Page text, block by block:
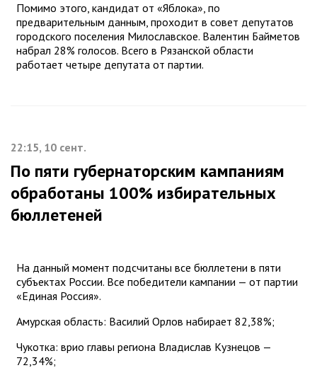
Помимо этого, кандидат от «Яблока», по
предварительным данным, проходит в совет депутатов
городского поселения Милославское. Валентин Байметов
набрал 28% голосов. Всего в Рязанской области
работает четыре депутата от партии.
22:15, 10 сент.
По пяти губернаторским кампаниям
обработаны 100% избирательных
бюллетеней
На данный момент подсчитаны все бюллетени в пяти
субъектах России. Все победители кампании — от партии
«Единая Россия».
Амурская область: Василий Орлов набирает 82,38%;
Чукотка: врио главы региона Владислав Кузнецов —
72,34%;